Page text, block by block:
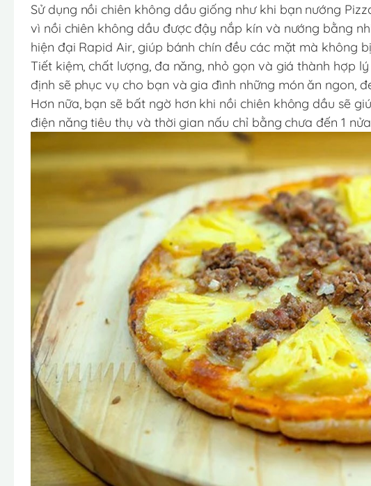
Sử dụng nồi chiên không dầu giống như khi bạn nướng
vì nồi chiên không dầu được đậy nắp kín và nướng bằng
hiện đại Rapid Air, giúp bánh chín đều các mặt mà không
Tiết kiệm, chất lượng, đa năng, nhỏ gọn và giá thành hợp
định sẽ phục vụ cho bạn và gia đình những món ăn ngon,
Hơn nữa, bạn sẽ bất ngờ hơn khi nồi chiên không dầu sẽ
điện năng tiêu thụ và thời gian nấu chỉ bằng chưa đến 1